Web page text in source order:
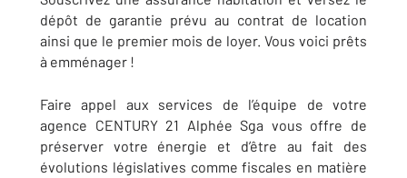
dépôt de garantie prévu au contrat de location
ainsi que le premier mois de loyer. Vous voici prêts
à emménager !
Faire appel aux services de l’équipe de votre
agence CENTURY 21 Alphée Sga vous offre de
préserver votre énergie et d’être au fait des
évolutions législatives comme fiscales en matière